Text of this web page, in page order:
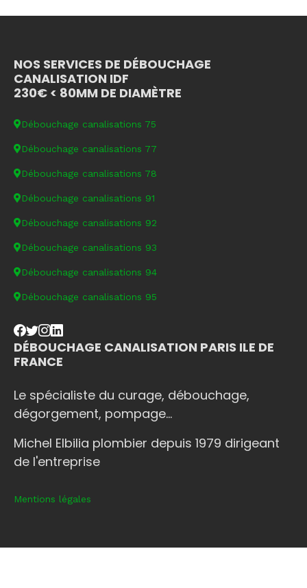
NOS SERVICES DE DÉBOUCHAGE
CANALISATION IDF
230€ < 80MM DE DIAMÈTRE
Débouchage canalisations 75
Débouchage canalisations 77
Débouchage canalisations 78
Débouchage canalisations 91
Débouchage canalisations 92
Débouchage canalisations 93
Débouchage canalisations 94
Débouchage canalisations 95
DÉBOUCHAGE CANALISATION PARIS ILE DE
FRANCE
Le spécialiste du curage, débouchage,
dégorgement, pompage...
Michel Elbilia plombier depuis 1979 dirigeant
de l'entreprise
Mentions légales